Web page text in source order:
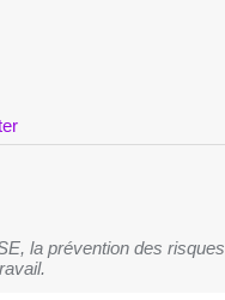
la prévention des risques